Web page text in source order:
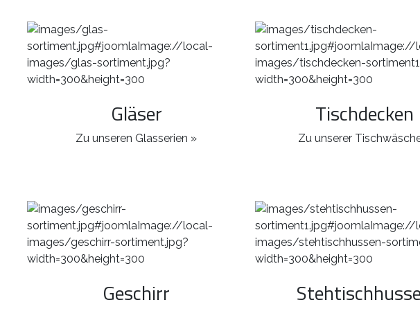
Gläser
Zu unseren Glasserien »
Tischdecken
Zu unserer
Geschirr